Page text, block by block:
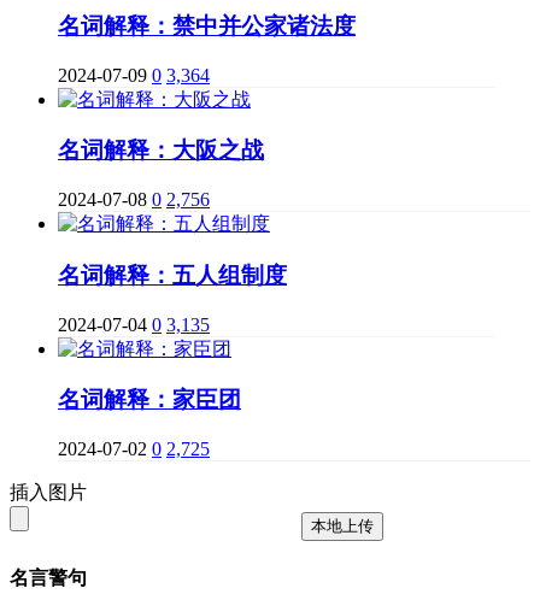
名词解释：禁中并公家诸法度
2024-07-09 0 3,364
名词解释：大阪之战
2024-07-08 0 2,756
名词解释：五人组制度
2024-07-04 0 3,135
名词解释：家臣团
2024-07-02 0 2,725
插入图片
本地上传
名言警句